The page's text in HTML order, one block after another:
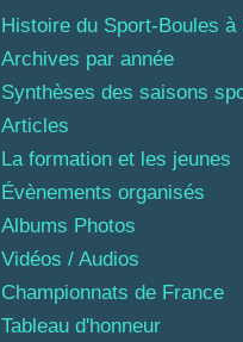
Histoire du Sport-Boules à
Archives par année
Synthèses des saisons
Articles
La formation et les jeunes
Évènements organisés
Albums Photos
Vidéos / Audios
Championnats de France
Tableau d'honneur